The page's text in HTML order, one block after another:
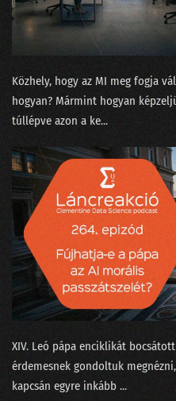
198 - A DeepSeek
193 - 2025:
192 - 2024 a
191 - Az
189 -
Közhely, hogy az MI meg fogja
hogyan? Mármint hogyan
túllépve azon a ke...
XIV. Leó pápa enciklikát
érdemesnek gondoltuk
kapcsán egyre inkább ...